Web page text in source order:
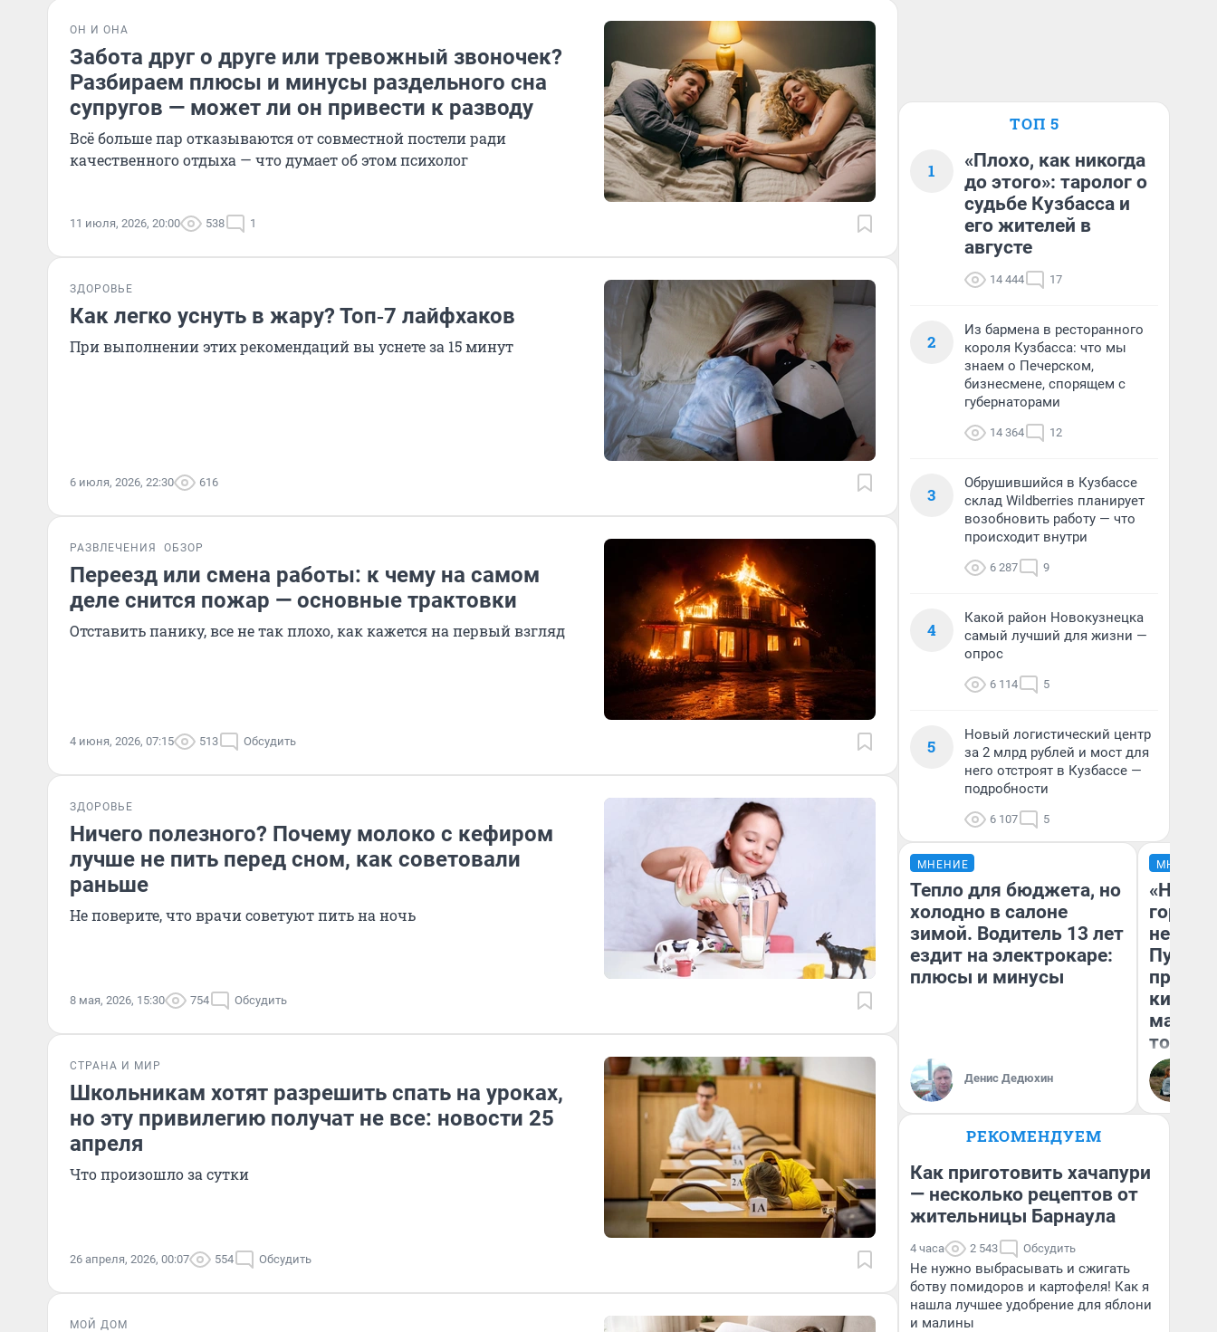
ОН И ОНА
Забота друг о друге или тревожный звоночек?
Разбираем плюсы и минусы раздельного сна
супругов — может ли он привести к разводу
Всё больше пар отказываются от совместной постели ради
качественного отдыха — что думает об этом психолог
11 июля, 2026, 20:00 538 1
ЗДОРОВЬЕ
Как легко уснуть в жару? Топ‑7 лайфхаков
При выполнении этих рекомендаций вы уснете за 15 минут
6 июля, 2026, 22:30 616
РАЗВЛЕЧЕНИЯ ОБЗОР
Переезд или смена работы: к чему на самом
деле снится пожар — основные трактовки
Отставить панику, все не так плохо, как кажется на первый взгляд
4 июня, 2026, 07:15 513 Обсудить
ЗДОРОВЬЕ
Ничего полезного? Почему молоко с кефиром
лучше не пить перед сном, как советовали
раньше
Не поверите, что врачи советуют пить на ночь
8 мая, 2026, 15:30 754 Обсудить
СТРАНА И МИР
Школьникам хотят разрешить спать на уроках,
но эту привилегию получат не все: новости 25
апреля
Что произошло за сутки
26 апреля, 2026, 00:07 554 Обсудить
МОЙ ДОМ
ТОП 5
1
«Плохо, как никогда
до этого»: таролог о
судьбе Кузбасса и
его жителей в
августе
14 444 17
2
Из бармена в ресторанного
короля Кузбасса: что мы
знаем о Печерском,
бизнесмене, спорящем с
губернаторами
14 364 12
3
Обрушившийся в Кузбассе
склад Wildberries планирует
возобновить работу — что
происходит внутри
6 287 9
4
Какой район Новокузнецка
самый лучший для жизни —
опрос
6 114 5
5
Новый логистический центр
за 2 млрд рублей и мост для
него отстроят в Кузбассе —
подробности
6 107 5
МНЕНИЕ
Тепло для бюджета, но
холодно в салоне
зимой. Водитель 13 лет
ездит на электрокаре:
плюсы и минусы
Денис Дедюхин
МНЕНИЕ
«Нет
того
РЕКОМЕНДУЕМ
Как приготовить хачапури
— несколько рецептов от
жительницы Барнаула
4 часа 2 543 Обсудить
Не нужно выбрасывать и сжигать
ботву помидоров и картофеля! Как я
нашла лучшее удобрение для яблони
и малины